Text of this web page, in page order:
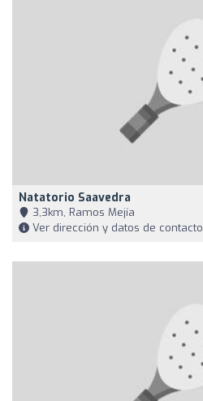
Natatorio Saavedra
3,3km, Ramos Mejía
Ver dirección y datos de contacto